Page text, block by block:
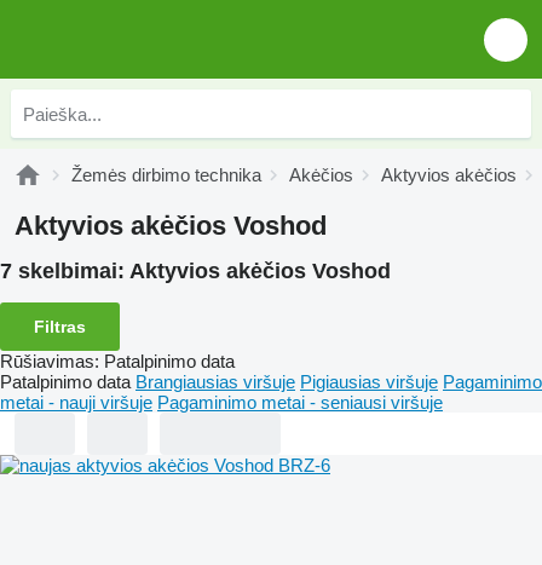
Žemės dirbimo technika Akėčios Aktyvios akėčios
Aktyvios akėčios Voshod
7 skelbimai: Aktyvios akėčios Voshod
Filtras
Rūšiavimas: Patalpinimo data
Patalpinimo data Brangiausias viršuje Pigiausias viršuje Pagaminimo
metai - nauji viršuje Pagaminimo metai - seniausi viršuje